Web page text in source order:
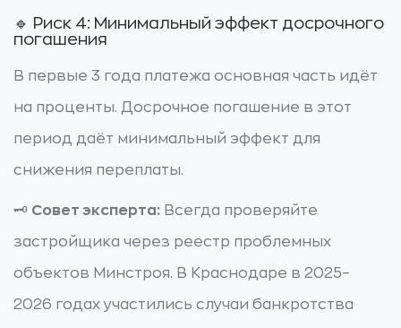
🔹 Риск 4: Минимальный эффект досрочного
погашения
В первые 3 года платежа основная часть идёт
на проценты. Досрочное погашение в этот
период даёт минимальный эффект для
снижения переплаты.
🗝️ Совет эксперта: Всегда проверяйте
застройщика через реестр проблемных
объектов Минстроя. В Краснодаре в 2025–
2026 годах участились случаи банкротства